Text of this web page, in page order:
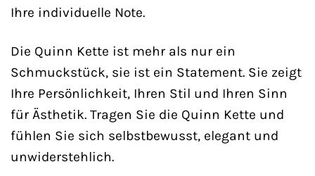
Ihre individuelle Note.
Die Quinn Kette ist mehr als nur ein
Schmuckstück, sie ist ein Statement. Sie zeigt
Ihre Persönlichkeit, Ihren Stil und Ihren Sinn
für Ästhetik. Tragen Sie die Quinn Kette und
fühlen Sie sich selbstbewusst, elegant und
unwiderstehlich.